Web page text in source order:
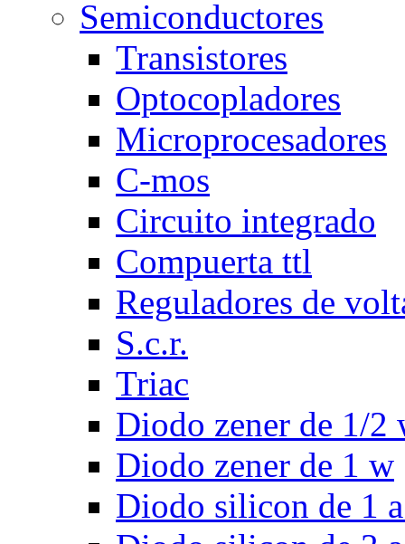
Semiconductores
Transistores
Optocopladores
Microprocesadores
C-mos
Circuito integrado
Compuerta ttl
Reguladores de
S.c.r.
Triac
Diodo zener de 1/2
Diodo zener de 1 w
Diodo silicon de 1